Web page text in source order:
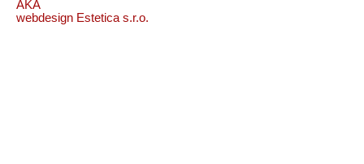
AKA
webdesign Estetica s.r.o.